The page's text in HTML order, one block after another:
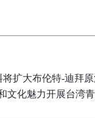
扩大布伦特-迪拜
文化魅力开展台湾